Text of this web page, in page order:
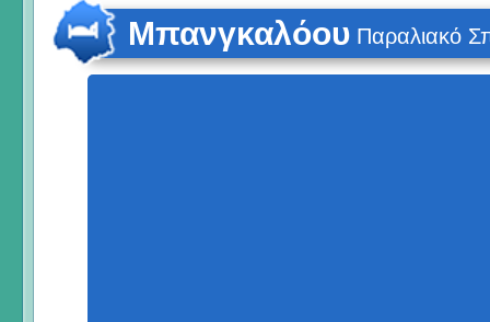
Μπανγκαλόου Παραλιακό